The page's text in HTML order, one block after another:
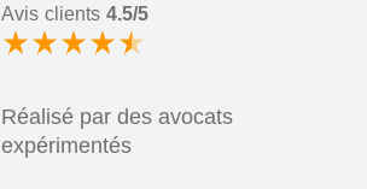
Avis clients 4.5/5
Réalisé par des avocats
expérimentés